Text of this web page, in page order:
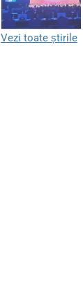
Vezi toate știrile